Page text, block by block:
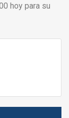
hoy para su